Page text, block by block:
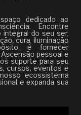
dedicado ao
Encontre
do seu ser,
cura, iluminação
é fornecer
pessoal e
suporte para seu
cursos, eventos e
ecossistema
e expanda sua